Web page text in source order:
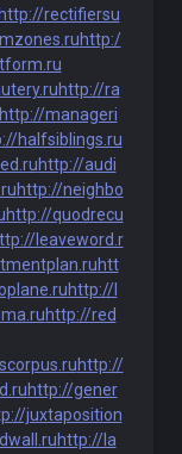
http://rectifiersu
http:/
http://ra
http://manageri
halfsiblings.ru
http://audi
http://neighbo
http://quodrecu
leaveword.r
htt
http://l
http://red
http://
http://gener
juxtaposition
http://la